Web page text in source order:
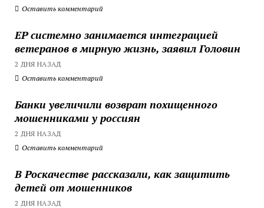
Оставить комментарий
ЕР системно занимается интеграцией
ветеранов в мирную жизнь, заявил Головин
2 ДНЯ НАЗАД
Оставить комментарий
Банки увеличили возврат похищенного
мошенниками у россиян
2 ДНЯ НАЗАД
Оставить комментарий
В Роскачестве рассказали, как защитить
детей от мошенников
2 ДНЯ НАЗАД